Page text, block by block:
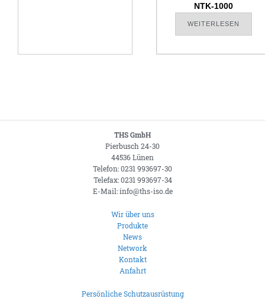
NTK-1000
WEITERLESEN
THS GmbH
Pierbusch 24-30
44536 Lünen
Telefon: 0231 993697-30
Telefax: 0231 993697-34
E-Mail: info@ths-iso.de
Wir über uns
Produkte
News
Network
Kontakt
Anfahrt
Persönliche Schutzausrüstung